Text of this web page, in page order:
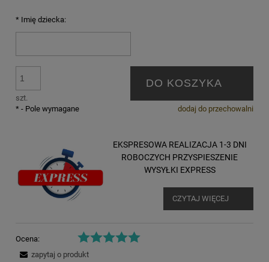
* Imię dziecka:
szt.
DO KOSZYKA
dodaj do przechowalni
* - Pole wymagane
EKSPRESOWA REALIZACJA 1-3 DNI
ROBOCZYCH PRZYSPIESZENIE
WYSYŁKI EXPRESS
CZYTAJ WIĘCEJ
Ocena:
zapytaj o produkt